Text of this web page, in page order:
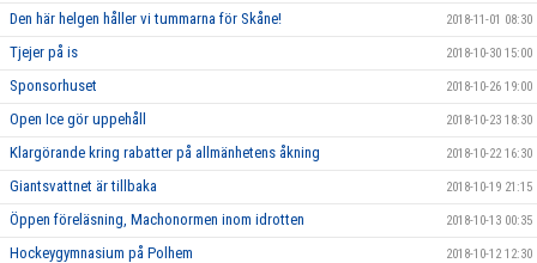
Den här helgen håller vi tummarna för Skåne! 2018-11-01 08:30
Tjejer på is 2018-10-30 15:00
Sponsorhuset 2018-10-26 19:00
Open Ice gör uppehåll 2018-10-23 18:30
Klargörande kring rabatter på allmänhetens åkning 2018-10-22 16:30
Giantsvattnet är tillbaka 2018-10-19 21:15
Öppen föreläsning, Machonormen inom idrotten 2018-10-13 00:35
Hockeygymnasium på Polhem 2018-10-12 12:30